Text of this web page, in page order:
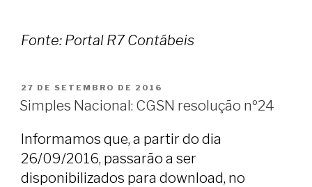
Fonte: Portal R7 Contábeis
PUBLICADO
EM
27 DE SETEMBRO DE 2016
Simples Nacional: CGSN resolução nº24
Informamos que, a partir do dia
26/09/2016, passarão a ser
disponibilizados para download, no